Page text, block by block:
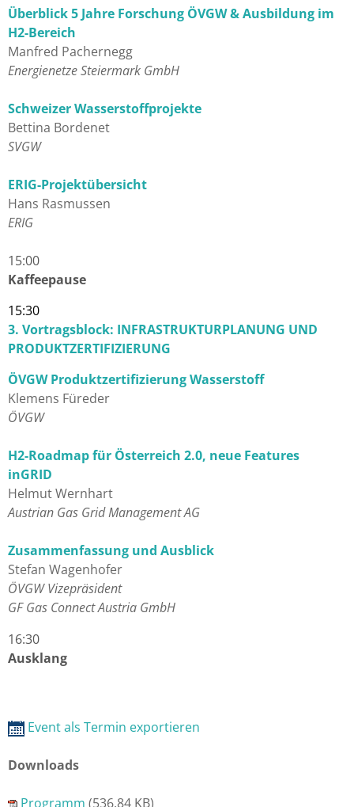
Überblick 5 Jahre Forschung ÖVGW & Ausbildung im
H2-Bereich
Manfred Pachernegg
Energienetze Steiermark GmbH
Schweizer Wasserstoffprojekte
Bettina Bordenet
SVGW
ERIG-Projektübersicht
Hans Rasmussen
ERIG
15:00
Kaffeepause
15:30
3. Vortragsblock: INFRASTRUKTURPLANUNG UND
PRODUKTZERTIFIZIERUNG
ÖVGW Produktzertifizierung Wasserstoff
Klemens Füreder
ÖVGW
H2-Roadmap für Österreich 2.0, neue Features
inGRID
Helmut Wernhart
Austrian Gas Grid Management AG
Zusammenfassung und Ausblick
Stefan Wagenhofer
ÖVGW Vizepräsident
GF Gas Connect Austria GmbH
16:30
Ausklang
Event als Termin exportieren
Downloads
Programm (536.84 KB)